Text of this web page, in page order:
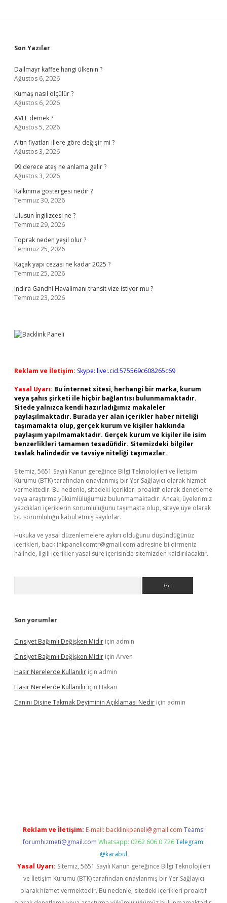
Sidebar
Son Yazılar
Dallmayr kaffee hangi ülkenin ?
Ağustos 6, 2026
Kumaş nasıl ölçülür ?
Ağustos 6, 2026
AVEL demek ?
Ağustos 5, 2026
Altın fiyatları illere göre değişir mi ?
Ağustos 3, 2026
99 derece ateş ne anlama gelir ?
Ağustos 3, 2026
Kalkınma göstergesi nedir ?
Temmuz 30, 2026
Ulusun İngilizcesi ne ?
Temmuz 29, 2026
Toprak neden yeşil olur ?
Temmuz 25, 2026
Kaçak yapı cezası ne kadar 2025 ?
Temmuz 25, 2026
Indira Gandhi Havalimanı transit vize istiyor mu ?
Temmuz 23, 2026
Reklam ve İletişim: Skype: live:.cid.575569c608265c69
Yasal Uyarı: Bu internet sitesi, herhangi bir marka, kurum
veya şahıs şirketi ile hiçbir bağlantısı bulunmamaktadır.
Sitede yalnızca kendi hazırladığımız makaleler
paylaşılmaktadır. Burada yer alan içerikler haber niteliği
taşımamakta olup, gerçek kurum ve kişiler hakkında
paylaşım yapılmamaktadır. Gerçek kurum ve kişiler ile isim
benzerlikleri tamamen tesadüfidir. Sitemizdeki bilgiler
taslak halindedir ve tavsiye niteliği taşımazlar.
Sitemiz, 5651 Sayılı Kanun gereğince Bilgi Teknolojileri ve İletişim
Kurumu (BTK) tarafından onaylanmış bir Yer Sağlayıcı olarak hizmet
vermektedir. Bu nedenle, sitedeki içerikleri proaktif olarak denetleme
veya araştırma yükümlülüğümüz bulunmamaktadır. Ancak, üyelerimiz
yazdıkları içeriklerin sorumluluğunu taşımakta olup, siteye üye olarak
bu sorumluluğu kabul etmiş sayılırlar.
Hukuka ve yasal düzenlemelere aykırı olduğunu düşündüğünüz
içerikleri, backlinkpanelicomtr@gmail.com adresine bildirmeniz
halinde, ilgili içerikler yasal süre içerisinde sitemizden kaldırılacaktır.
Son yorumlar
Cinsiyet Bağımlı Değişken Midir için admin
Cinsiyet Bağımlı Değişken Midir için Arven
Hasır Nerelerde Kullanılır için admin
Hasır Nerelerde Kullanılır için Hakan
Canını Dişine Takmak Deyiminin Açıklaması Nedir için admin
Reklam ve İletişim: E-mail: backlinkpaneli@gmail.com Teams:
forumhizmeti@gmail.com Whatsapp: 0262 606 0 726 Telegram:
@karabul
Yasal Uyarı: Sitemiz, 5651 Sayılı Kanun gereğince Bilgi Teknolojileri
ve İletişim Kurumu (BTK) tarafından onaylanmış bir Yer Sağlayıcı
olarak hizmet vermektedir. Bu nedenle, sitedeki içerikleri proaktif